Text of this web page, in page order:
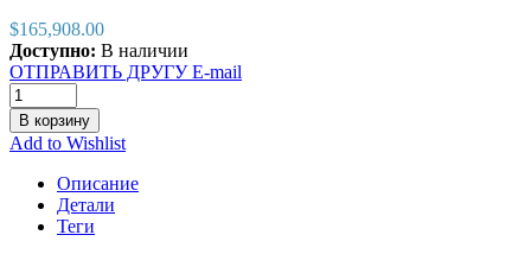
$165,908.00
Доступно: В наличии
ОТПРАВИТЬ ДРУГУ E-mail
В корзину
Add to Wishlist
Описание
Детали
Теги